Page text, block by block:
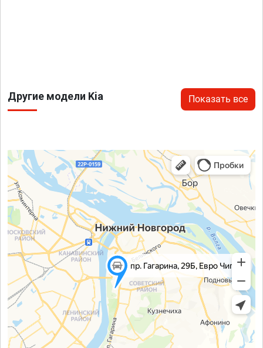
Другие модели Kia Показать все